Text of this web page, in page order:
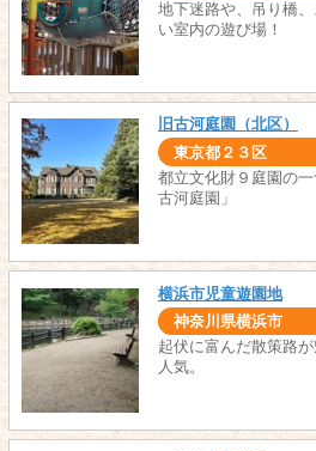
地下迷路や、吊り橋
い室内の遊び場！
旧古河庭園（北区）
東京都２３区
都立文化財９庭園の
古河庭園」
横浜市児童遊園地
神奈川県横浜市
起伏に富んだ散策路
人気。